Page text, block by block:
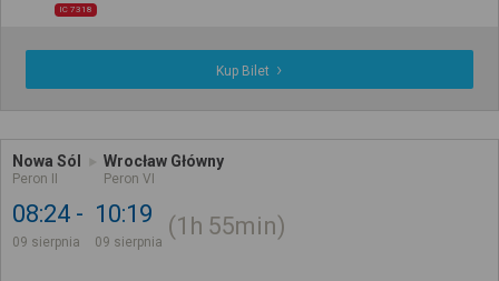
IC 7318
Kup Bilet
Nowa Sól
Peron II
Wrocław Główny
Peron VI
08:24
09 sierpnia
10:19
09 sierpnia
1h 55min